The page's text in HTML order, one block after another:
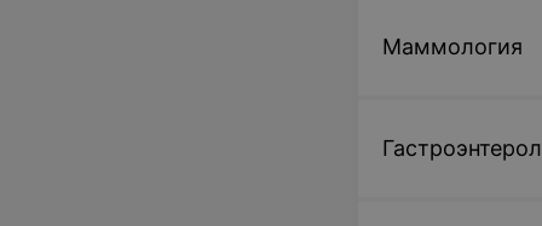
желез
Маммология